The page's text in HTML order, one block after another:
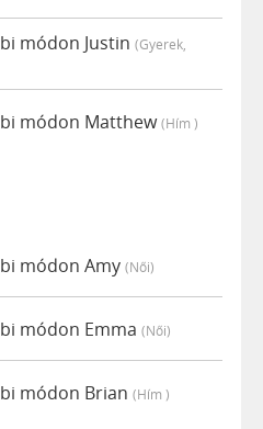
módon Justin (gyerek,
módon Matthew(hím )
módon Amy (női)
módon Emma (női)
módon Brian (hím )